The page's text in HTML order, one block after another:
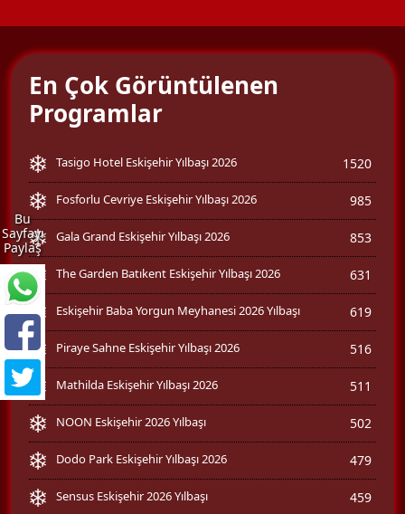
Bu
Sayfayı
Paylaş
En Çok Görüntülenen
Programlar
Tasigo Hotel Eskişehir Yılbaşı 2026 1520
Fosforlu Cevriye Eskişehir Yılbaşı 2026 985
Gala Grand Eskişehir Yılbaşı 2026 853
The Garden Batıkent Eskişehir Yılbaşı 2026 631
Eskişehir Baba Yorgun Meyhanesi 2026 Yılbaşı 619
Piraye Sahne Eskişehir Yılbaşı 2026 516
Mathilda Eskişehir Yılbaşı 2026 511
NOON Eskişehir 2026 Yılbaşı 502
Dodo Park Eskişehir Yılbaşı 2026 479
Sensus Eskişehir 2026 Yılbaşı 459